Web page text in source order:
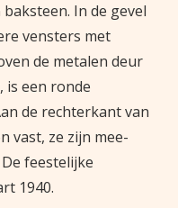
In de gevel
vensters met
de metalen deur
is een ronde
de rechterkant van
vast, ze zijn mee-
feestelijke
1940.